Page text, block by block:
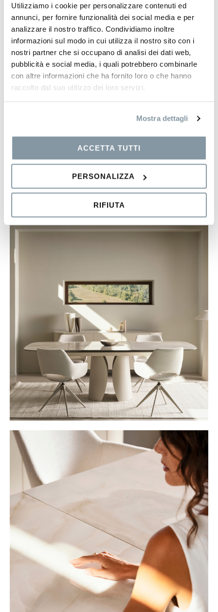
Utilizziamo i cookie per personalizzare contenuti ed
annunci, per fornire funzionalità dei social media e per
analizzare il nostro traffico. Condividiamo inoltre
informazioni sul modo in cui utilizza il nostro sito con i
nostri partner che si occupano di analisi dei dati web,
pubblicità e social media, i quali potrebbero combinarle
con altre informazioni che ha fornito loro o che hanno
raccolto dal suo utilizzo dei loro servizi.
Mostra dettagli
ACCETTA TUTTI
PERSONALIZZA
RIFIUTA